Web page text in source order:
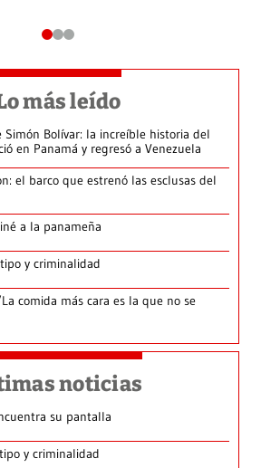
más leído
Simón Bolívar: la increíble historia del
en Panamá y regresó a Venezuela
el barco que estrenó las esclusas del
a la panameña
y criminalidad
comida más cara es la que no se
noticias
su pantalla​
y criminalidad